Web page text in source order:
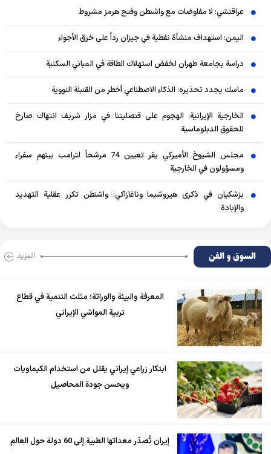
عراقتشي: لا مفاوضات مع واشنطن وفتح هرمز مشروط
اليمن: استهداف منشأة نفطية في جيزان رداً على خرق الأجواء
دراسة بجامعة طهران لخفض استهلاك الطاقة في المباني السكنية
ماسك يجدد تحذيره: الذكاء الاصطناعي أخطر من القنبلة النووية
الخارجية الإيرانية: الهجوم على قنصليتنا في مزار شريف انتهاك صارخ
للحقوق الدبلوماسية
مجلس الشيوخ الأميركي يقر تعيين 74 مرشحاً لترامب بينهم سفراء
ومسؤولون في الخارجية
بزشكيان في ذكرى هيروشيما وناغازاكي: واشنطن تكرر عقلية التهديد
والإبادة
السوق و الفن المزید
المعرفة والبيئة والوراثة؛ مثلث التنمية في قطاع
تربية المواشي الإيراني
ابتكار زراعي إيراني يقلل من استخدام الكيماويات
ويحسن جودة المحاصيل
إيران تُصدّر معداتها الطبية إلى 60 دولة حول العالم